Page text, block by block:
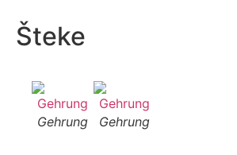
Šteke
Gehrung Gehrung